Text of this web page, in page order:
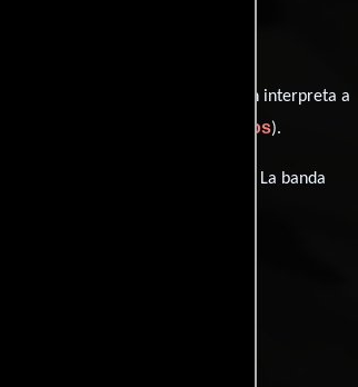
quien interpreta a
de auto ( ver créditos completos).
tiene diálogos originales en
. La banda